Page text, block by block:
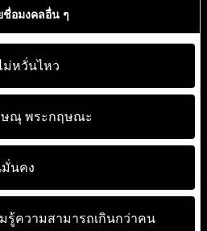
ชื่อมงคลอื่น ๆ
ม่หวั่นไหว
ษณุ พระกฤษณะ
นคง
รู้ความสามารถเกินกว่าคน